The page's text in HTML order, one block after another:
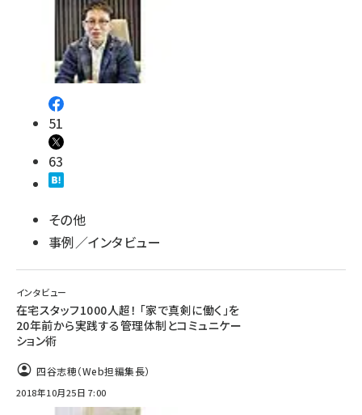
51
63
その他
事例／インタビュー
インタビュー
在宅スタッフ1000人超！ 「家で真剣に働く」を
20年前から実践する管理体制とコミュニケー
ション術
四谷志穂（Web担編集長）
2018年10月25日 7:00